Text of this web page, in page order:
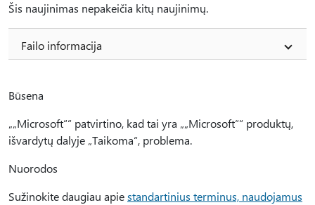
Šis naujinimas nepakeičia kitų naujinimų.
Failo informacija
Būsena
„„Microsoft““ patvirtino, kad tai yra „„Microsoft““ produktų,
išvardytų dalyje „Taikoma“, problema.
Nuorodos
Sužinokite daugiau apiestandartinius terminus, naudojamus